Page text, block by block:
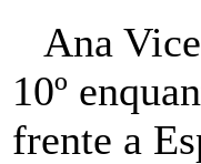
Ana
10º
frente a